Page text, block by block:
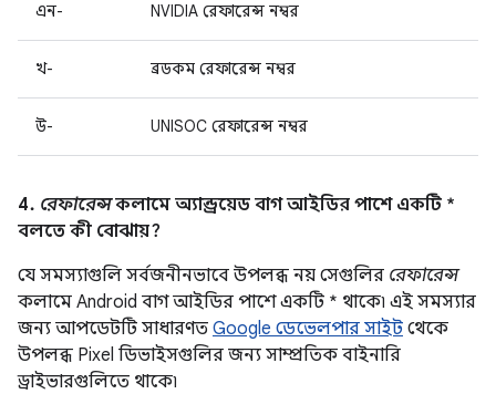
এন- NVIDIA রেফারেন্স নম্বর
খ- ব্রডকম রেফারেন্স নম্বর
উ- UNISOC রেফারেন্স নম্বর
4. রেফারেন্সকলামে অ্যান্ড্রয়েড বাগ আইডির পাশে একটি *
বলতে কী বোঝায়?
যে সমস্যাগুলি সর্বজনীনভাবে উপলব্ধ নয় সেগুলির রেফারেন্স
কলামে Android বাগ আইডির পাশে একটি * থাকে৷ এই সমস্যার
জন্য আপডেটটি সাধারণত Google ডেভেলপার সাইট থেকে
উপলব্ধ Pixel ডিভাইসগুলির জন্য সাম্প্রতিক বাইনারি
ড্রাইভারগুলিতে থাকে৷